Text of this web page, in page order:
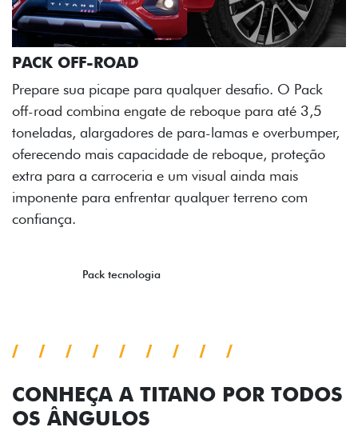
PACK OFF-ROAD
Prepare sua picape para qualquer desafio. O Pack
off-road combina engate de reboque para até 3,5
toneladas, alargadores de para-lamas e overbumper,
oferecendo mais capacidade de reboque, proteção
extra para a carroceria e um visual ainda mais
imponente para enfrentar qualquer terreno com
confiança.
Pack tecnologia
CONHEÇA A TITANO POR TODOS
OS ÂNGULOS